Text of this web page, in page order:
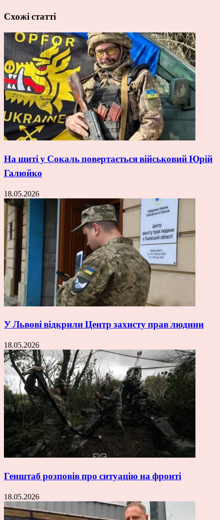
Схожі статті
На щиті у Сокаль повертається військовий Юрій
Галюйко
18.05.2026
У Львові відкрили Центр захисту прав людини
18.05.2026
Генштаб розповів про ситуацію на фронті
18.05.2026